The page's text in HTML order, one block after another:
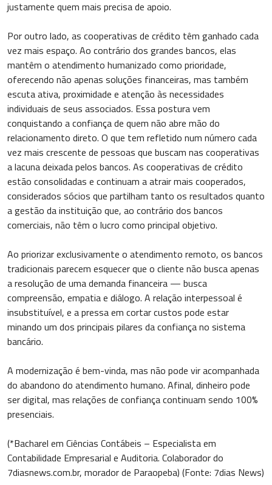
justamente quem mais precisa de apoio.
Por outro lado, as cooperativas de crédito têm ganhado cada
vez mais espaço. Ao contrário dos grandes bancos, elas
mantêm o atendimento humanizado como prioridade,
oferecendo não apenas soluções financeiras, mas também
escuta ativa, proximidade e atenção às necessidades
individuais de seus associados. Essa postura vem
conquistando a confiança de quem não abre mão do
relacionamento direto. O que tem refletido num número cada
vez mais crescente de pessoas que buscam nas cooperativas
a lacuna deixada pelos bancos. As cooperativas de crédito
estão consolidadas e continuam a atrair mais cooperados,
considerados sócios que partilham tanto os resultados quanto
a gestão da instituição que, ao contrário dos bancos
comerciais, não têm o lucro como principal objetivo.
Ao priorizar exclusivamente o atendimento remoto, os bancos
tradicionais parecem esquecer que o cliente não busca apenas
a resolução de uma demanda financeira — busca
compreensão, empatia e diálogo. A relação interpessoal é
insubstituível, e a pressa em cortar custos pode estar
minando um dos principais pilares da confiança no sistema
bancário.
A modernização é bem-vinda, mas não pode vir acompanhada
do abandono do atendimento humano. Afinal, dinheiro pode
ser digital, mas relações de confiança continuam sendo 100%
presenciais.
(*Bacharel em Ciências Contábeis – Especialista em
Contabilidade Empresarial e Auditoria. Colaborador do
7diasnews.com.br, morador de Paraopeba) (Fonte: 7dias News)